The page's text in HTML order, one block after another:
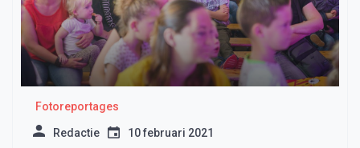
Fotoreportages
Redactie 10 februari 2021